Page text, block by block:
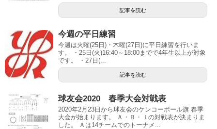
記事を読む
今週の平日練習
今週は火曜(25日)・木曜(27日)に平日練習を行いま
す。 ・25日(火)16:40～18:00までで4年生以上が対象
です。 ・27日(...
記事を読む
球友会2020 春季大会対戦表
2020年2月23日から球友会のケンコーボール旗 春季
大会が始まります。 Ａ・Ｂ・Ｊの対戦表が決まりま
した。 Ａは14チームでのトーナメ...